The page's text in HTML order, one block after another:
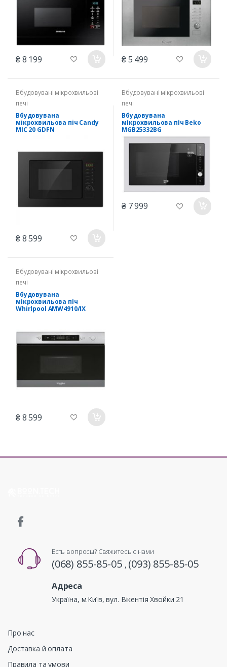
₴ 8 199 ₴ 5 499
Вбудовувані мікрохвильові
печі
Вбудовувана
мiкрохвильова пiч Candy
MIC 20 GDFN
₴ 8 599
Вбудовувані мікрохвильові
печі
Вбудовувана
мікрохвильова піч Beko
MGB25332BG
₴ 7 999
Вбудовувані мікрохвильові
печі
Вбудовувана
мікрохвильова піч
Whirlpool AMW4910/IX
₴ 8 599
Есть вопросы? Свяжитесь с нами
(068) 855-85-05 , (093) 855-85-05
Адреса
Україна, м.Київ, вул. Вікентія Хвойки 21
Про нас
Доставка й оплата
Правила та умови